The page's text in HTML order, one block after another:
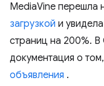
MediaVine перешла
загрузкой и
страниц на 200%.
документация о
объявления .